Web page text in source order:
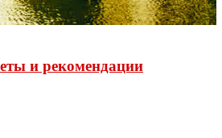
и рекомендации